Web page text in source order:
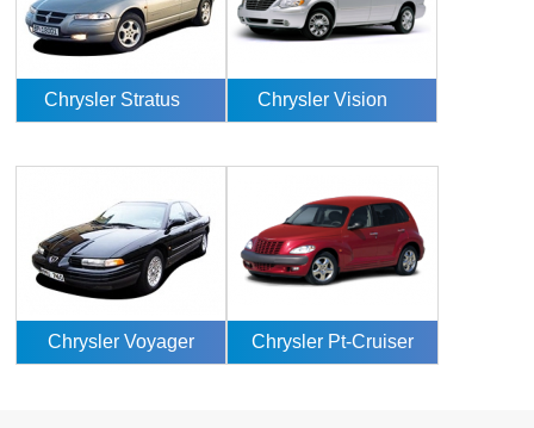
Chrysler Stratus Chrysler Vision
Chrysler Voyager Chrysler Pt-Cruiser